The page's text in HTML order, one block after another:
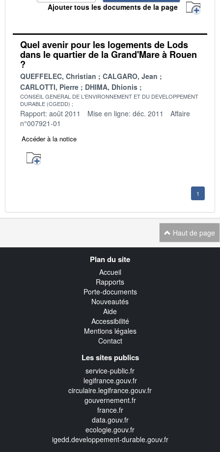
Ajouter tous les documents de la page
Quel avenir pour les logements de Lods
dans le quartier de la Grand'Mare à Rouen
?
QUEFFELEC, Christian
CALGARO, Jean
CARLOTTI, Pierre
DHIMA, Dhionis
CONSEIL GENERAL DE L'ENVIRONNEMENT ET DU DEVELOPPEMENT
DURABLE (CGEDD)
Rapport: août 2011 Mise en ligne: déc. 2011
Affaire
n°007921-01
Accéder à la notice
1
Haut de page
Plan du site
Accueil
Rapports
Porte-documents
Nouveautés
Aide
Accessibilité
Mentions légales
Contact
Les sites publics
service-public.fr
legifrance.gouv.fr
circulaire.legifrance.gouv.fr
gouvernement.fr
france.fr
data.gouv.fr
ecologie.gouv.fr
igedd.developpement-durable.gouv.fr